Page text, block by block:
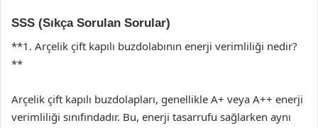
SSS (Sıkça Sorulan Sorular)
**1. Arçelik çift kapılı buzdolabının enerji verimliliği nedir?
**
Arçelik çift kapılı buzdolapları, genellikle A+ veya A++ enerji
verimliliği sınıfındadır. Bu, enerji tasarrufu sağlarken aynı